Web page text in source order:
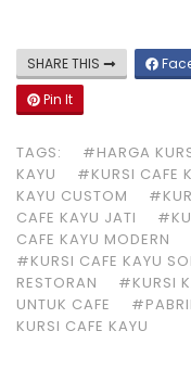
SHARE THIS
Pin It
TAGS: #HARGA
KAYU
#KURSI CAFE
KAYU CUSTOM
CAFE KAYU JATI
CAFE KAYU MODERN
#KURSI CAFE KAYU
RESTORAN
#KURSI
UNTUK CAFE
KURSI CAFE KAYU